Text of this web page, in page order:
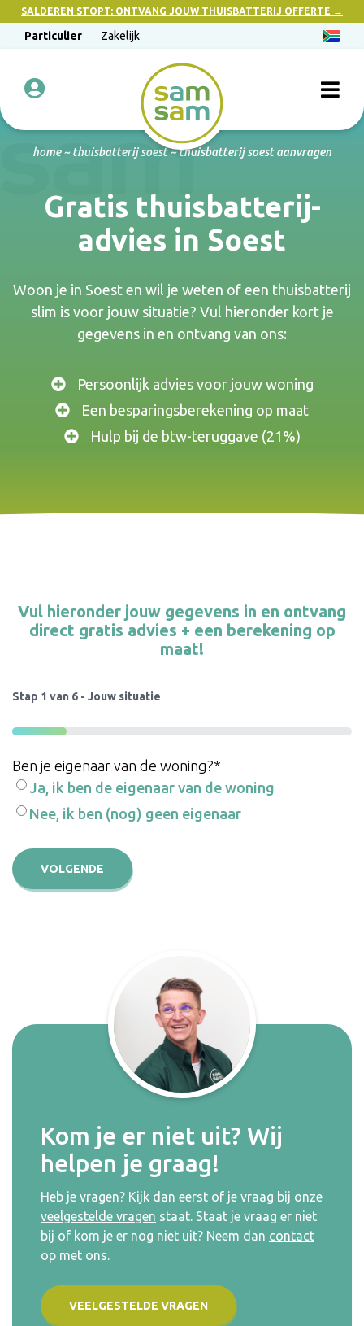
SALDEREN STOPT: ONTVANG JOUW THUISBATTERIJ OFFERTE →
Particulier Zakelijk
home~thuisbatterij soest~thuisbatterij soest aanvragen
Gratis thuisbatterij-
advies in Soest
Woon je in Soest en wil je weten of een thuisbatterij
slim is voor jouw situatie? Vul hieronder kort je
gegevens in en ontvang van ons:
Persoonlijk advies voor jouw woning
Een besparingsberekening op maat
Hulp bij de btw-teruggave (21%)
Vul hieronder jouw gegevens in en ontvang
direct gratis advies + een berekening op
maat!
Stap 1 van 6 - Jouw situatie
16%
Ben je eigenaar van de woning?*
Ja, ik ben de eigenaar van de woning
Nee, ik ben (nog) geen eigenaar
VOLGENDE
Kom je er niet uit? Wij
helpen je graag!
Heb je vragen? Kijk dan eerst of je vraag bij onze
veelgestelde vragen staat. Staat je vraag er niet
bij of kom je er nog niet uit? Neem dan contact
op met ons.
VEELGESTELDE VRAGEN